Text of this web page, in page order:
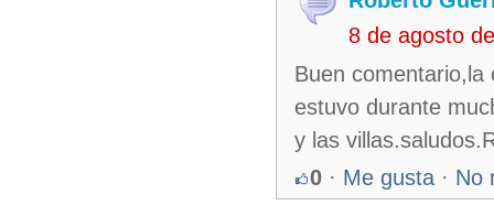
8 de agosto
Buen comentario,la
estuvo durante
y las
0 · Me gusta · No